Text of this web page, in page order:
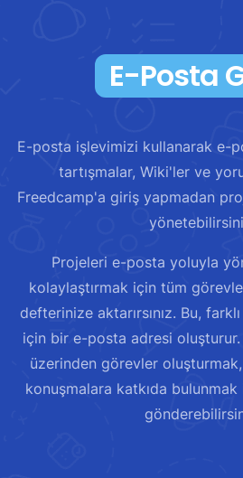
E-Posta
E-posta işlevimizi kullanarak e-
tartışmalar, Wiki'ler ve
Freedcamp'a giriş yapmadan
Projeleri e-posta yoluyla
kolaylaştırmak için tüm
defterinize aktarırsınız. Bu,
için bir e-posta adresi oluşturur.
üzerinden görevler
konuşmalara katkıda